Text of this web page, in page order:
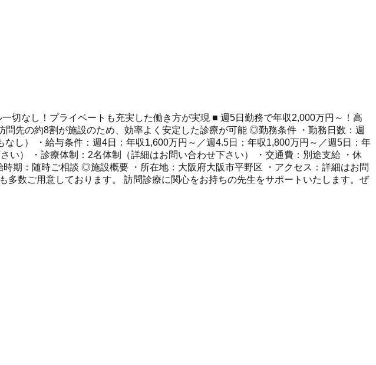
し！プライベートも充実した働き方が実現 ■ 週5日勤務で年収2,000万円～！高
先の約8割が施設のため、効率よく安定した診療が可能 ◎勤務条件 ・勤務日数：週
し） ・給与条件：週4日：年収1,600万円～／週4.5日：年収1,800万円～／週5日：年
） ・診療体制：2名体制（詳細はお問い合わせ下さい） ・交通費：別途支給 ・休
期：随時ご相談 ◎施設概要 ・所在地：大阪府大阪市平野区 ・アクセス：詳細はお問
ております。 訪問診療に関心をお持ちの先生をサポートいたします。ぜ